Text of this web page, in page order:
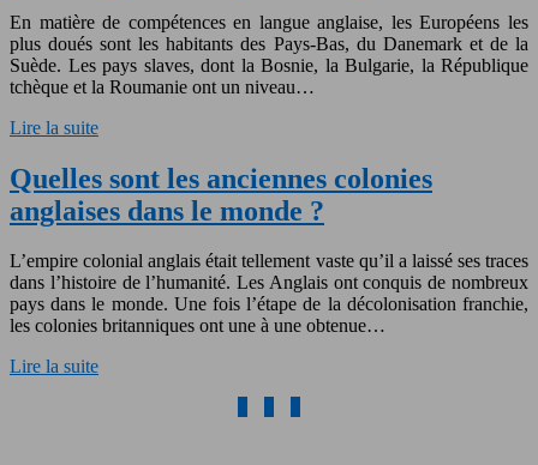
En matière de compétences en langue anglaise, les Européens les
plus doués sont les habitants des Pays-Bas, du Danemark et de la
Suède. Les pays slaves, dont la Bosnie, la Bulgarie, la République
tchèque et la Roumanie ont un niveau…
Lire la suite
Quelles sont les anciennes colonies
anglaises dans le monde ?
L’empire colonial anglais était tellement vaste qu’il a laissé ses traces
dans l’histoire de l’humanité. Les Anglais ont conquis de nombreux
pays dans le monde. Une fois l’étape de la décolonisation franchie,
les colonies britanniques ont une à une obtenue…
Lire la suite